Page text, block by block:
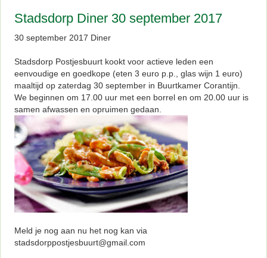
Stadsdorp Diner 30 september 2017
30 september 2017 Diner
Stadsdorp Postjesbuurt kookt voor actieve leden een
eenvoudige en goedkope (eten 3 euro p.p., glas wijn 1 euro)
maaltijd op zaterdag 30 september in Buurtkamer Corantijn.
We beginnen om 17.00 uur met een borrel en om 20.00 uur is
samen afwassen en opruimen gedaan.
Meld je nog aan nu het nog kan via
stadsdorppostjesbuurt@gmail.com